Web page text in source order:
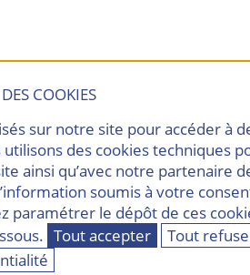
COOKIES
sur notre site pour accéder à
des cookies techniques
ainsi qu’avec notre partenaire
soumis à votre
paramétrer le dépôt de ces
Tout accepter
Tout